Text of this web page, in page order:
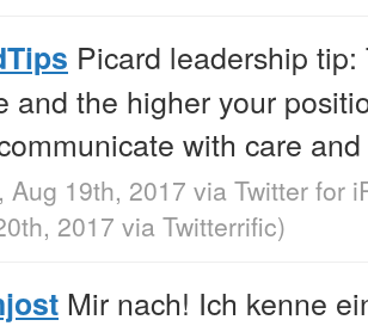
Picard leadership
and the higher your
with care
Aug 19th, 2017 via Twitter for
2017 via Twitterrific)
Mir nach! Ich kenne